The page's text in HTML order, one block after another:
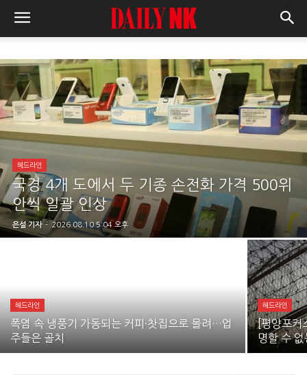
헤드라인
국경 4개 도에서 두 기종 손전화 가격 500위
안씩 일괄 인상
은설 기자 - 2026.08.10 5:04 오후
헤드라인
폭염 속 냉풍기 가동되는 커피·찻집으로 몰려…업
주들은 골치
헤드라인
[평양포커
명할 수